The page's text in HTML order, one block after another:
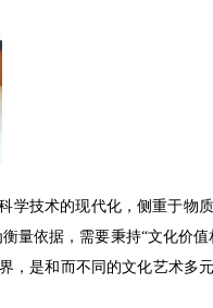
学技术的现代化，侧重于物
量依据，需要秉持“文化价
，是和而不同的文化艺术多